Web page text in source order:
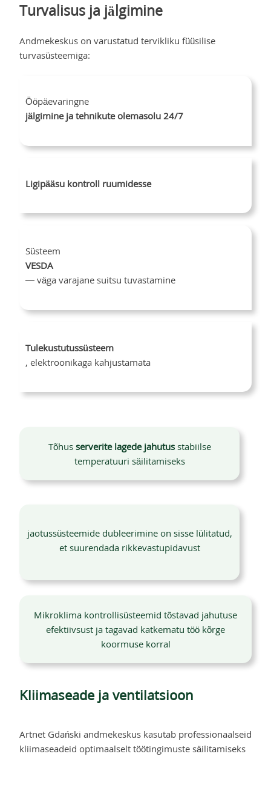
Turvalisus ja jälgimine
Andmekeskus on varustatud tervikliku füüsilise
turvasüsteemiga:
Ööpäevaringne
jälgimine ja tehnikute olemasolu 24/7
Ligipääsu kontroll ruumidesse
Süsteem
VESDA
— väga varajane suitsu tuvastamine
Tulekustutussüsteem
, elektroonikaga kahjustamata
Tõhus serverite lagede jahutusstabiilse
temperatuuri säilitamiseks
jaotussüsteemide dubleerimine on sisse lülitatud,
et suurendada rikkevastupidavust
Mikroklima kontrollisüsteemid tõstavad jahutuse
efektiivsust ja tagavad katkematu töö kõrge
koormuse korral
Kliimaseade ja ventilatsioon
Artnet Gdański andmekeskus kasutab professionaalseid
kliimaseadeid optimaalselt töötingimuste säilitamiseks